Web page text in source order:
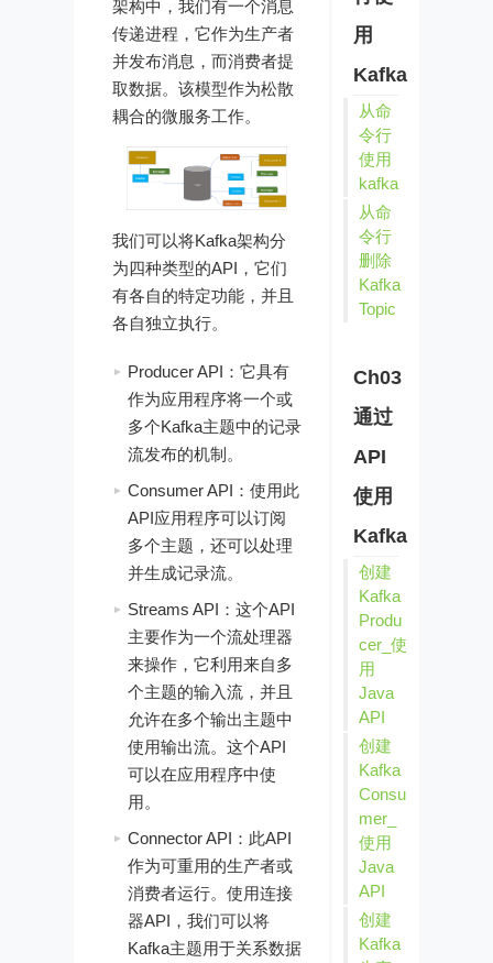
架构中，我们有一个消息
传递进程，它作为生产者
并发布消息，而消费者提
取数据。该模型作为松散
耦合的微服务工作。
我们可以将Kafka架构分
为四种类型的API，它们
有各自的特定功能，并且
各自独立执行。
Producer API：它具有
作为应用程序将一个或
多个Kafka主题中的记录
流发布的机制。
Consumer API：使用此
API应用程序可以订阅
多个主题，还可以处理
并生成记录流。
Streams API：这个API
主要作为一个流处理器
来操作，它利用来自多
个主题的输入流，并且
允许在多个输出主题中
使用输出流。这个API
可以在应用程序中使
用。
Connector API：此API
作为可重用的生产者或
消费者运行。使用连接
器API，我们可以将
Kafka主题用于关系数据
用
Kafka
从命
令行
使用
kafka
从命
令行
删除
Kafka
Topic
Ch03
通过
API
使用
Kafka
创建
Kafka
Produ
cer_使
用
Java
API
创建
Kafka
Consu
mer_
使用
Java
API
创建
Kafka